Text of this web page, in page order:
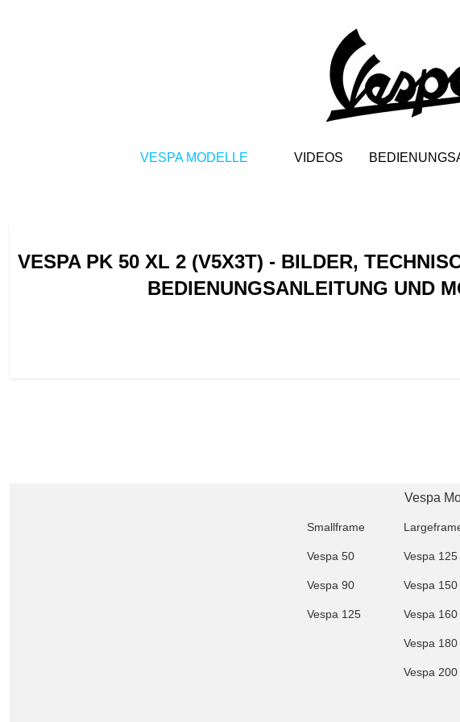
VESPA MODELLE VIDEOS
VESPA PK 50 XL 2 (V5X3T) - BILDER,
BEDIENUNGSANLEITUNG UND
Vespa
Smallframe
Vespa 50 Vespa 125
Vespa 90 Vespa 150
Vespa 125 Vespa 160
Vespa 180
Vespa 200